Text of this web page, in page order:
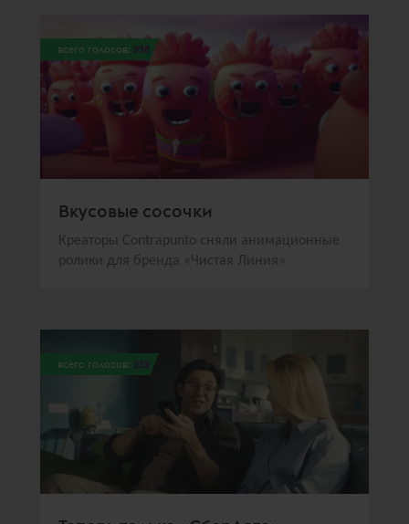
всего голосов: 238
Вкусовые сосочки
Креаторы Contrаpunto сняли анимационные
ролики для бренда «Чистая Линия»
всего голосов: 232